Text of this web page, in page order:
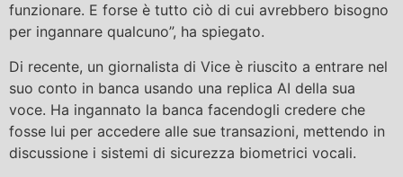
funzionare. E forse è tutto ciò di cui avrebbero bisogno
per ingannare qualcuno”, ha spiegato.
Di recente, un giornalista di Vice è riuscito a entrare nel
suo conto in banca usando una replica AI della sua
voce. Ha ingannato la banca facendogli credere che
fosse lui per accedere alle sue transazioni, mettendo in
discussione i sistemi di sicurezza biometrici vocali.